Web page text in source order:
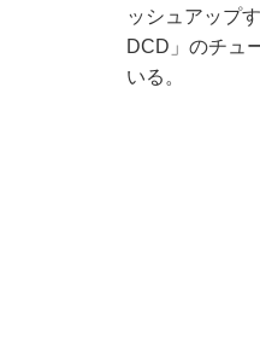
ッシュアップ
DCD」のチュ
いる。